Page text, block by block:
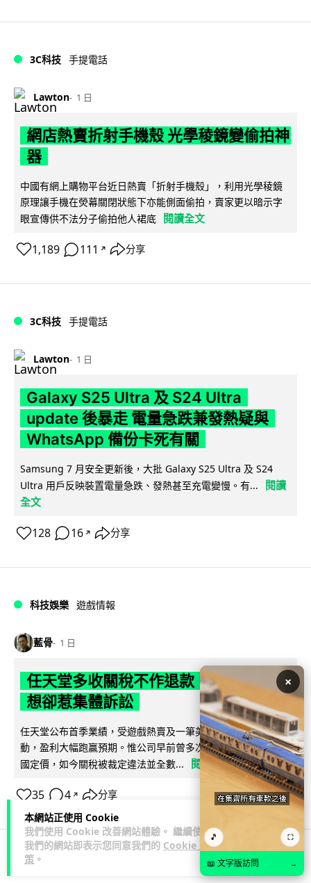
本網站正使用 Cookie
我們使用 Cookie 改善網站體驗。 繼續使用
我們的網站即表示您同意我們的 Cookie 政
策 。
3C科技 手提電話
Lawton 1 日
網店熱賣折射手機殼 光學稜鏡變偷拍神
器
中國有網上購物平台近日熱賣「折射手機殼」，利用光學稜鏡
原理讓手機在熒幕關閉狀態下亦能側面偷拍，賣家更以暗示字
眼宣傳供不法分子偷拍他人裙底 閱讀全文
1,189 111 ↗ 分享
3C科技 手提電話
Lawton 1 日
Galaxy S25 Ultra 及 S24 Ultra
update 後暴走 電量急跌兼發熱疑與
WhatsApp 備份卡死有關
Samsung 7 月安全更新後，大批 Galaxy S25 Ultra 及 S24
Ultra 用戶反映裝置電量急跌、發熱甚至充電變慢。有...
閱讀
全文
128 16 ↗ 分享
科技娛樂 遊戲情報
藍骨 1 日
任天堂多收關稅不作退款 業績報告理
想卻惹集體訴訟
任天堂公布首季業績，受遊戲熱賣及一筆美國退還關稅款項帶
動，盈利大幅跑贏預期。惟公司早前曾多次以關稅為由調高美
國定價，如今關稅被裁定違法並全數...
閱讀全文
35 4 ↗ 分享
科技娛樂
×
🎵 ⛶
📖 文字版訪問 →